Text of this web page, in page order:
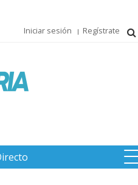
Iniciar sesión Regístrate